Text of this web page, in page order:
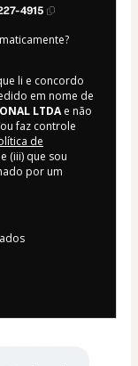
4915
li e concordo
em nome de
LTDAe não
faz controle
de
e (iii) que sou
por um